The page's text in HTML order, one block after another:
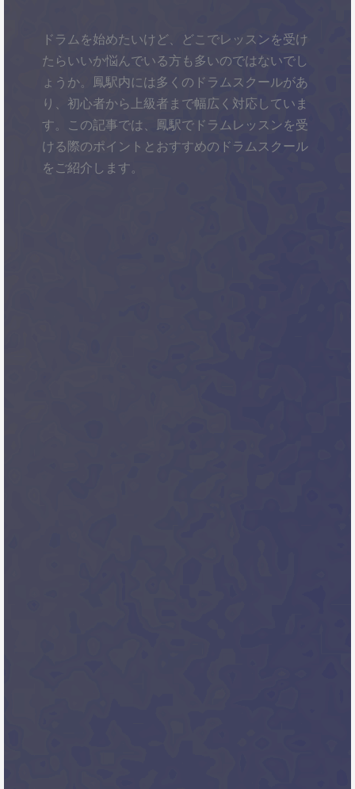
ドラムを始めたいけど、どこでレッスンを受け
たらいいか悩んでいる方も多いのではないでし
ょうか。鳳駅内には多くのドラムスクールがあ
り、初心者から上級者まで幅広く対応していま
す。この記事では、鳳駅でドラムレッスンを受
ける際のポイントとおすすめのドラムスクール
をご紹介します。